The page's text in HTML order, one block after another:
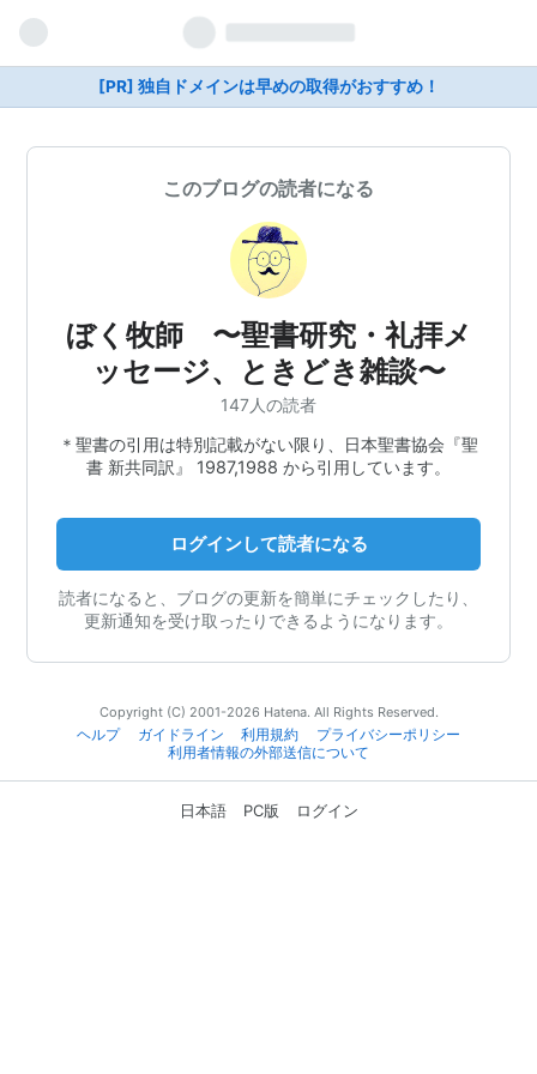
[PR] 独自ドメインは早めの取得がおすすめ！
このブログの読者になる
ぼく牧師 〜聖書研究・礼拝メ
ッセージ、ときどき雑談〜
147人の読者
＊聖書の引用は特別記載がない限り、日本聖書協会『聖
書 新共同訳』 1987,1988 から引用しています。
ログインして読者になる
読者になると、ブログの更新を簡単にチェックしたり、
更新通知を受け取ったりできるようになります。
Copyright (C) 2001-2026 Hatena. All Rights Reserved.
ヘルプ
ガイドライン 利用規約
プライバシーポリシー
利用者情報の外部送信について
日本語 PC版 ログイン